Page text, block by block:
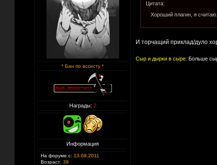
* Бан по ассисту *
Награды: 2
Информация
На форуме с: 13.08.2011
Возраст: 39
Цитата:
Хороший плагин, я считаю.
И торчащий приклад/дуло
Сыр и дырки в сыре: Больше